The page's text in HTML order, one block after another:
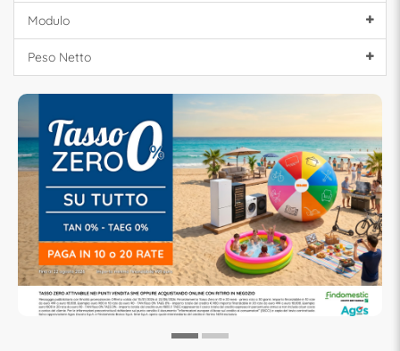
Modulo
Peso Netto